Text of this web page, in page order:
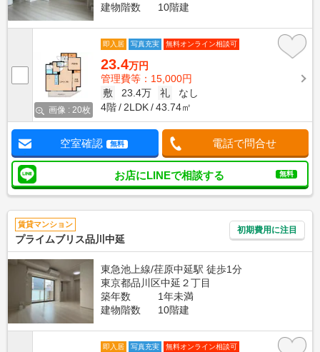
建物階数
10階建
画像 : 20枚
即入居 写真充実 無料オンライン相談可
23.4万円
管理費等：15,000円
敷
23.4万 礼
なし
4階
2LDK 43.74㎡
空室確認 無料 電話で問合せ
お店にLINEで相談する 無料
賃貸マンション
プライムブリス品川中延
初期費用に注目
東急池上線/荏原中延駅 徒歩1分
東京都品川区中延２丁目
築年数
1年未満
建物階数
10階建
即入居 写真充実 無料オンライン相談可